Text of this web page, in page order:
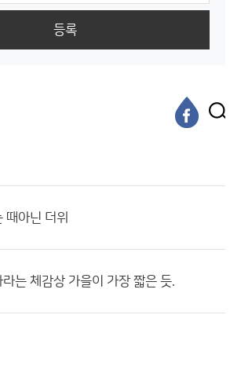
등록
때아닌 더위
는 체감상 가을이 가장 짧은 듯.